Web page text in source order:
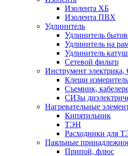
Изолента ХБ
Изолента ПВХ
Удлинитель
Удлинитель
Удлинитель на
Удлинитель
Сетевой фильтр
Инструмент
Клещи
Съемник,
СИЗы
Нагревательные
Кипятильник
ТЭН
Расходники для
Паяльные
Припой, флюс